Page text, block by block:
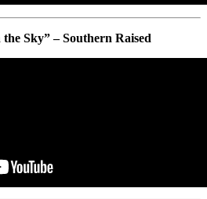
Sky” – Southern Raised